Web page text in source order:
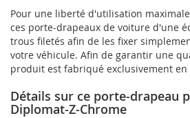
Pour une liberté d'utilisation
ces porte-drapeaux de voiture d'une
trous filetés afin de les fixer
votre véhicule. Afin de garantir une
produit est fabriqué exclusivement en
Détails sur ce porte-drapeau
Diplomat-Z-Chrome